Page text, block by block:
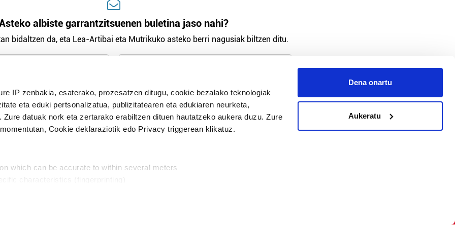
IP zenbakia, esaterako, prozesatzen ditugu, cookie bezalako teknologiak
eta eduki pertsonalizatua, publizitatearen eta edukiaren neurketa,
datuak nork eta zertarako erabiltzen dituen hautatzeko aukera duzu. Zure
Cookie deklaraziotik edo Privacy triggerean klikatuz.
which can be accurate to within several meters
Dena onartu
Aukeratu
albiste garrantzitsuenen buletina jaso nahi?
bidaltzen da, eta Lea-Artibai eta Mutrikuko asteko berri nagusiak biltzen ditu.
Harpidetu
modu librean kontatzea da gure eginkizuna. Horretarako zure ekarpena